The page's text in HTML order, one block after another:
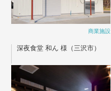
商業施設
深夜食堂 和ん 様（三沢市）